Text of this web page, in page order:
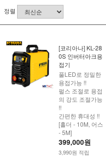
정렬
[코리아나] KL-28
0S 인버터아크용
접기
풀LED로 정밀한
용접가능 !!
펄스 조절로 용접
의 강도 조절가능
!!
간편한 휴대성 !!
[홀더 - 10M, 어스
- 5M]
399,000원
3,990원 적립